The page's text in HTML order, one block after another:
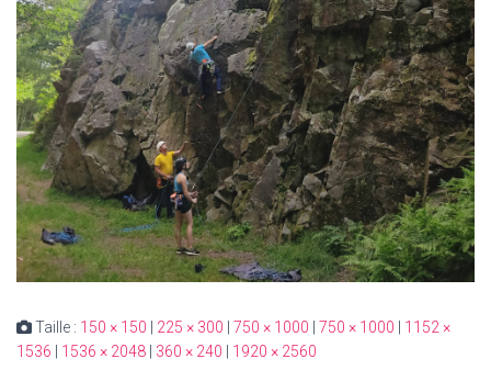
Taille : 150 × 150 225 × 300 750 × 1000 750 × 1000
1152 ×
1536
1536 × 2048 360 × 240 1920 × 2560